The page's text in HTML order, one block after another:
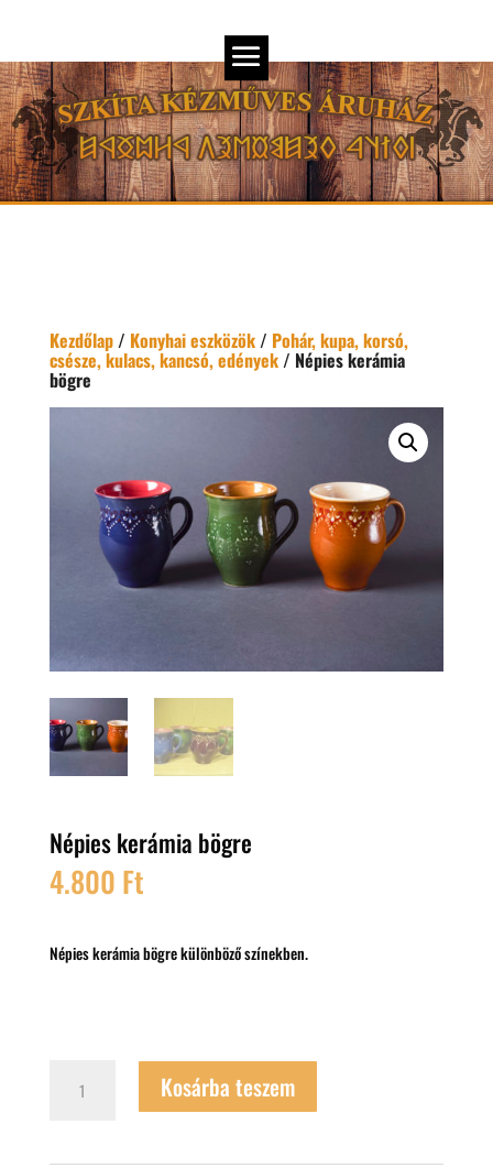
Kezdőlap/ Konyhai eszközök/ Pohár, kupa, korsó,
csésze, kulacs, kancsó, edények/ Népies kerámia
bögre
Népies kerámia bögre
4.800 Ft
Népies kerámia bögre különböző színekben.
kerámia
Kosárba teszem